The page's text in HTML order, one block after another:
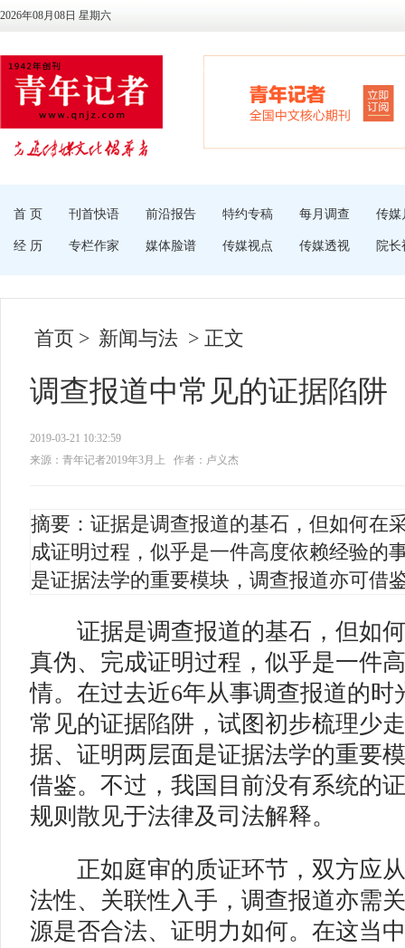
2026年08月08日 星期六
首 页 刊首快语 前沿报告 特约专稿 每月调查 传媒
经 历 专栏作家 媒体脸谱 传媒视点 传媒透视 院长
首页 > 新闻与法 > 正文
调查报道中常见的证据陷阱
2019-03-21 10:32:59
来源：青年记者2019年3月上
作者：卢义杰
摘要：证据是调查报道的基石，但如何在
成证明过程，似乎是一件高度依赖经验的
是证据法学的重要模块，调查报道亦可借
证据是调查报道的基石，但如
真伪、完成证明过程，似乎是一件
情。在过去近6年从事调查报道的时
常见的证据陷阱，试图初步梳理少
据、证明两层面是证据法学的重要
借鉴。不过，我国目前没有系统的
规则散见于法律及司法解释。
正如庭审的质证环节，双方应从
法性、关联性入手，调查报道亦需
源是否合法、证明力如何。在这当